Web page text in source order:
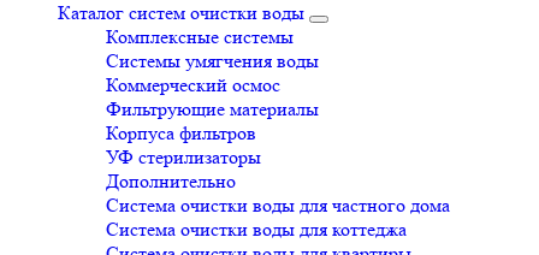
Каталог систем очистки воды
Комплексные системы
Системы умягчения воды
Коммерческий осмос
Фильтрующие материалы
Корпуса фильтров
УФ стерилизаторы
Дополнительно
Система очистки воды для частного дома
Система очистки воды для коттеджа